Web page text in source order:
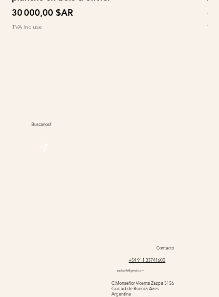
Prix
30 000,00 $AR
TVA Incluse
Buscanos!
Contacto
+54 911 33741600
sudwolle@gmail.com
C.Monseñor Vicente Zazpe 3156
Ciudad de Buenos Aires
Argentina